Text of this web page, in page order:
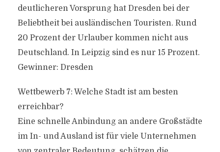
deutlicheren Vorsprung hat Dresden bei der
Beliebtheit bei ausländischen Touristen. Rund
20 Prozent der Urlauber kommen nicht aus
Deutschland. In Leipzig sind es nur 15 Prozent.
Gewinner: Dresden
Wettbewerb 7: Welche Stadt ist am besten
erreichbar?
Eine schnelle Anbindung an andere Großstädte
im In- und Ausland ist für viele Unternehmen